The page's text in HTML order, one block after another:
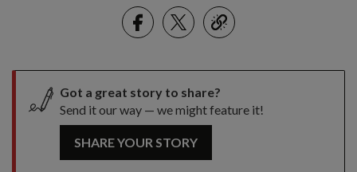
FacebookTwitter
link
Got a great story to share?
Send it our way — we might feature it!
SHARE YOUR STORY